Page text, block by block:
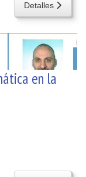
Detalles
en la